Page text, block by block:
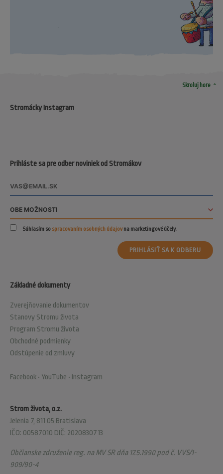
Skroluj hore arrow_drop_up
Strom života, o.z.
Jelenia 7, 811 05 Bratislava
IČO: 00587010 DIČ: 2020830713
Občianske združenie reg. na MV SR dňa 17.5.1990 pod č. VVS/1-
909/90-4
Základné dokumenty
Zverejňovanie dokumentov
Stanovy Stromu života
Program Stromu života
Obchodné podmienky
Odstúpenie od zmluvy
Facebook • YouTube • Instagram
Prihláste sa pre odber noviniek od Stromákov
Súhlasím so spracovaním osobných údajovna marketingové účely.
PRIHLÁSIŤ SA K ODBERU
Stromácky Instagram